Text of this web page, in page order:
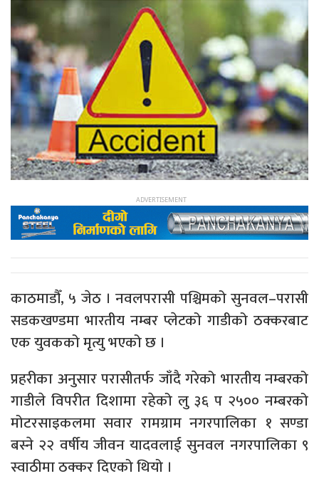
काठमाडौँ, ५ जेठ । नवलपरासी पश्चिमको सुनवल–परासी
सडकखण्डमा भारतीय नम्बर प्लेटको गाडीको ठक्करबाट
एक युवकको मृत्यु भएको छ ।
प्रहरीका अनुसार परासीतर्फ जाँदै गरेको भारतीय नम्बरको
गाडीले विपरीत दिशामा रहेको लु ३६ प २५०० नम्बरको
मोटरसाइकलमा सवार रामग्राम नगरपालिका १ सण्डा
बस्ने २२ वर्षीय जीवन यादवलाई सुनवल नगरपालिका ९
स्वाठीमा ठक्कर दिएको थियो ।